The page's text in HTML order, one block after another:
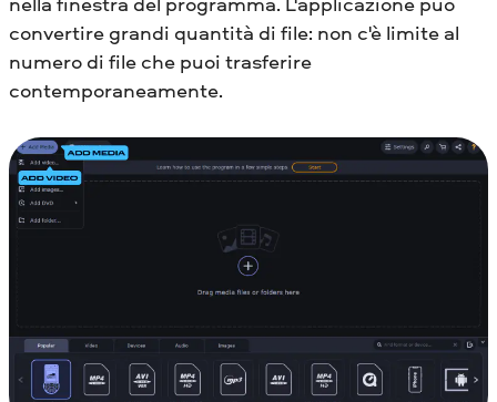
convertire grandi quantità di file: non c'è limite al
numero di file che puoi trasferire
contemporaneamente.